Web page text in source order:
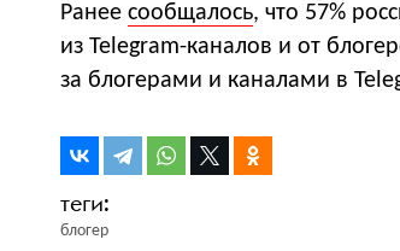
Ранее сообщалось, что 57%
из Telegram-каналов и от
за блогерами и каналами в
блогер